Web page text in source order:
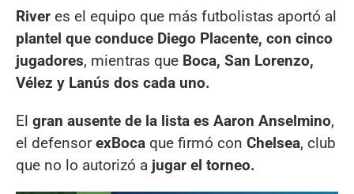
River es el equipo que más futbolistas aportó al
plantel que conduce Diego Placente, con cinco
jugadores, mientras que Boca, San Lorenzo,
Vélez y Lanús dos cada uno.
El gran ausente de la lista es Aaron Anselmino,
el defensorexBoca que firmó con Chelsea, club
que no lo autorizó a jugar el torneo.